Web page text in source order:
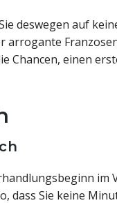
deswegen auf
Chancen, einen
im
dass Sie keine